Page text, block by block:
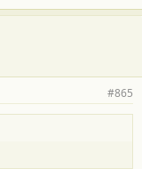
#865